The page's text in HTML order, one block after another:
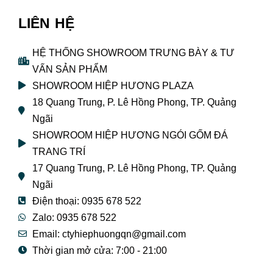
LIÊN HỆ
HỆ THỐNG SHOWROOM TRƯNG BÀY & TƯ
VẤN SẢN PHẨM
SHOWROOM HIỆP HƯƠNG PLAZA
18 Quang Trung, P. Lê Hồng Phong, TP. Quảng
Ngãi
SHOWROOM HIỆP HƯƠNG NGÓI GỐM ĐÁ
TRANG TRÍ
17 Quang Trung, P. Lê Hồng Phong, TP. Quảng
Ngãi
Điện thoại: 0935 678 522
Zalo: 0935 678 522
Email: ctyhiephuongqn@gmail.com
Thời gian mở cửa: 7:00 - 21:00